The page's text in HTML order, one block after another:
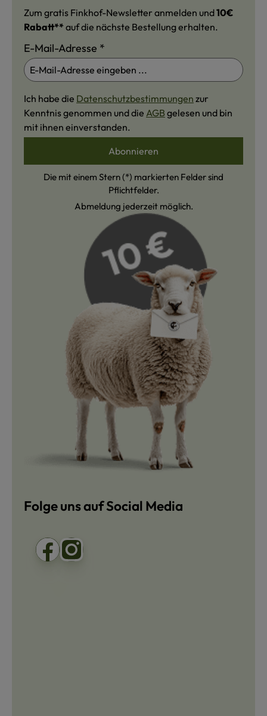
Zum gratis Finkhof-Newsletter anmelden und10€
Rabatt** auf die nächste Bestellung erhalten.
E-Mail-Adresse *
Ich habe die Datenschutzbestimmungen zur
Kenntnis genommen und die AGB gelesen und bin
mit ihnen einverstanden.
Abonnieren
Die mit einem Stern (*) markierten Felder sind
Pflichtfelder.
Abmeldung jederzeit möglich.
Folge uns auf Social Media